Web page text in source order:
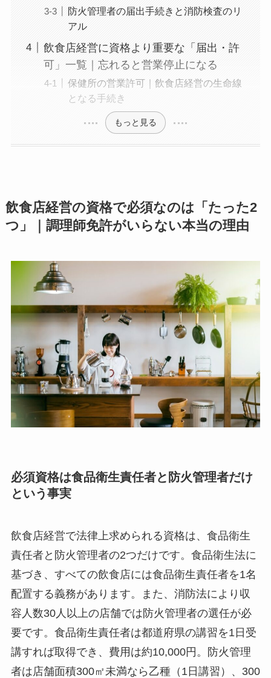
防火管理者の届出手続きと消防検査のリ
アル
飲食店経営に資格より重要な「届出・許
可」一覧｜忘れると営業停止になる
保健所の営業許可｜飲食店経営の生命線
となる手続き
もっと見る
飲食店経営の資格で必須なのは「たった2
つ」｜調理師免許がいらない本当の理由
必須資格は食品衛生責任者と防火管理者だけ
という事実
飲食店経営で法律上求められる資格は、食品衛生
責任者と防火管理者の2つだけです。食品衛生法に
基づき、すべての飲食店には食品衛生責任者を1名
配置する義務があります。また、消防法により収
容人数30人以上の店舗では防火管理者の選任が必
要です。食品衛生責任者は都道府県の講習を1日受
講すれば取得でき、費用は約10,000円。防火管理
者は店舗面積300㎡未満なら乙種（1日講習）、300